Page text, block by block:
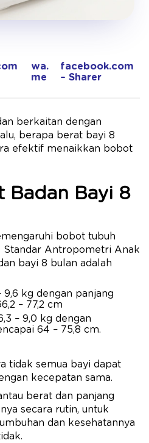
wa.
me
facebook.com
– Sharer
berkaitan dengan
berapa berat bayi 8
efektif menaikkan bobot
Badan Bayi 8
bobot tubuh
Standar Antropometri Anak
bayi 8 bulan adalah
9,6 kg dengan panjang
– 77,2 cm
– 9,0 kg dengan
64 – 75,8 cm.
tidak semua bayi dapat
kecepatan sama.
berat dan panjang
secara rutin, untuk
dan kesehatannya